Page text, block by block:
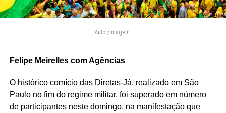
Autor/Imagem:
Felipe Meirelles com Agências
O histórico comício das Diretas-Já, realizado em São
Paulo no fim do regime militar, foi superado em número
de participantes neste domingo, na manifestação que